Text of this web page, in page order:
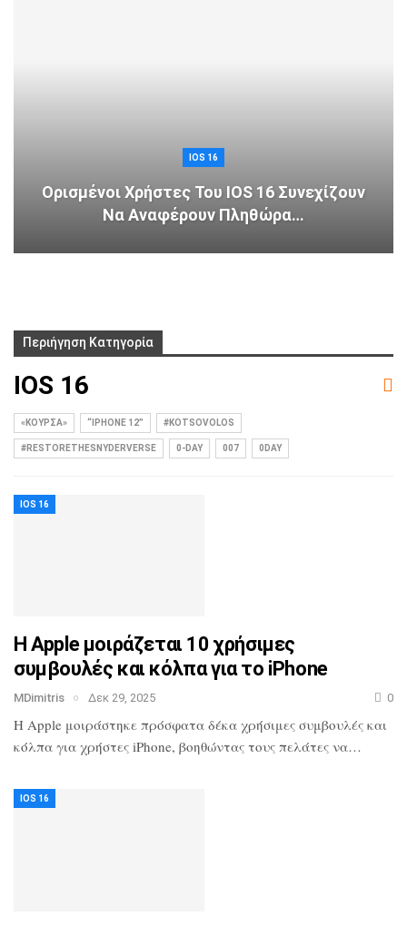
IOS 16
Ορισμένοι Χρήστες Του IOS 16 Συνεχίζουν
Να Αναφέρουν Πληθώρα…
Περιήγηση Κατηγορία
IOS 16
«ΚΟΎΡΣΑ» “IPHONE 12” #KOTSOVOLOS
#RESTORETHESNYDERVERSE 0-DAY 007 0DAY
IOS 16
Η Apple μοιράζεται 10 χρήσιμες
συμβουλές και κόλπα για το iPhone
MDimitris Δεκ 29, 2025 0
Η Apple μοιράστηκε πρόσφατα δέκα χρήσιμες συμβουλές και
κόλπα για χρήστες iPhone, βοηθώντας τους πελάτες να…
IOS 16